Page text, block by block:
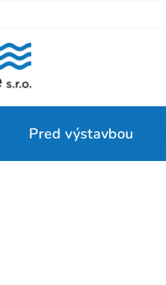
Pred výstavbou